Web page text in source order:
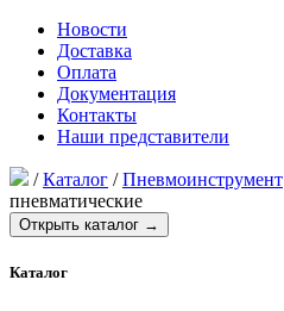
Новости
Доставка
Оплата
Документация
Контакты
Наши представители
/Каталог /Пневмоинструмент
пневматические
Открыть каталог →
Каталог